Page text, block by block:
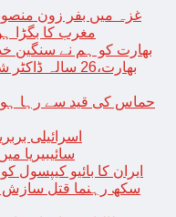
غزہ میں بفر زون
مغرب کا بگڑا
بھارت کو ہم نے سنگین
بھارت،26 سالہ
حماس کی قید سے رہا
اسرائیلی
سائیبیریا میں
ایران کا بائیو کیپسول
سکھ رہنما قتل سازش